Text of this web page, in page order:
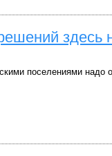
здесь
поселениями надо